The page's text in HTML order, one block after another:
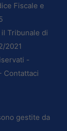
Fiscale e
Tribunale di
2021
-
Contattaci
gestite da